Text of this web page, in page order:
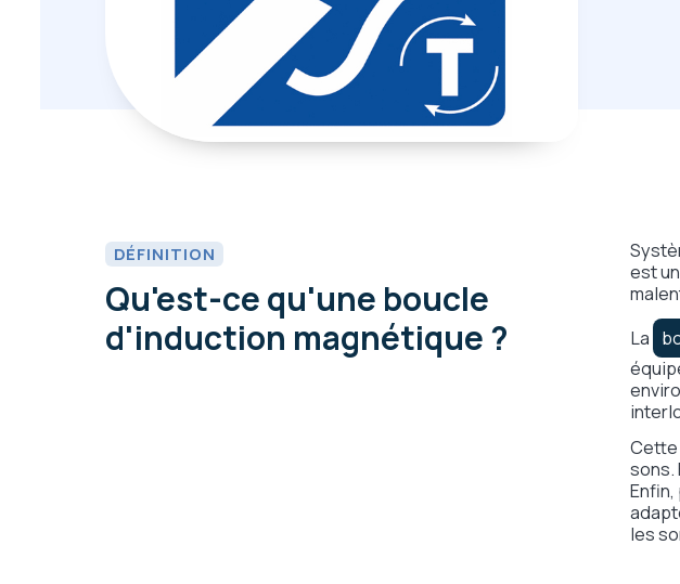
DÉFINITION
Qu'est-ce qu'une boucle
d'induction magnétique ?
est
La
Cette
sons.
les